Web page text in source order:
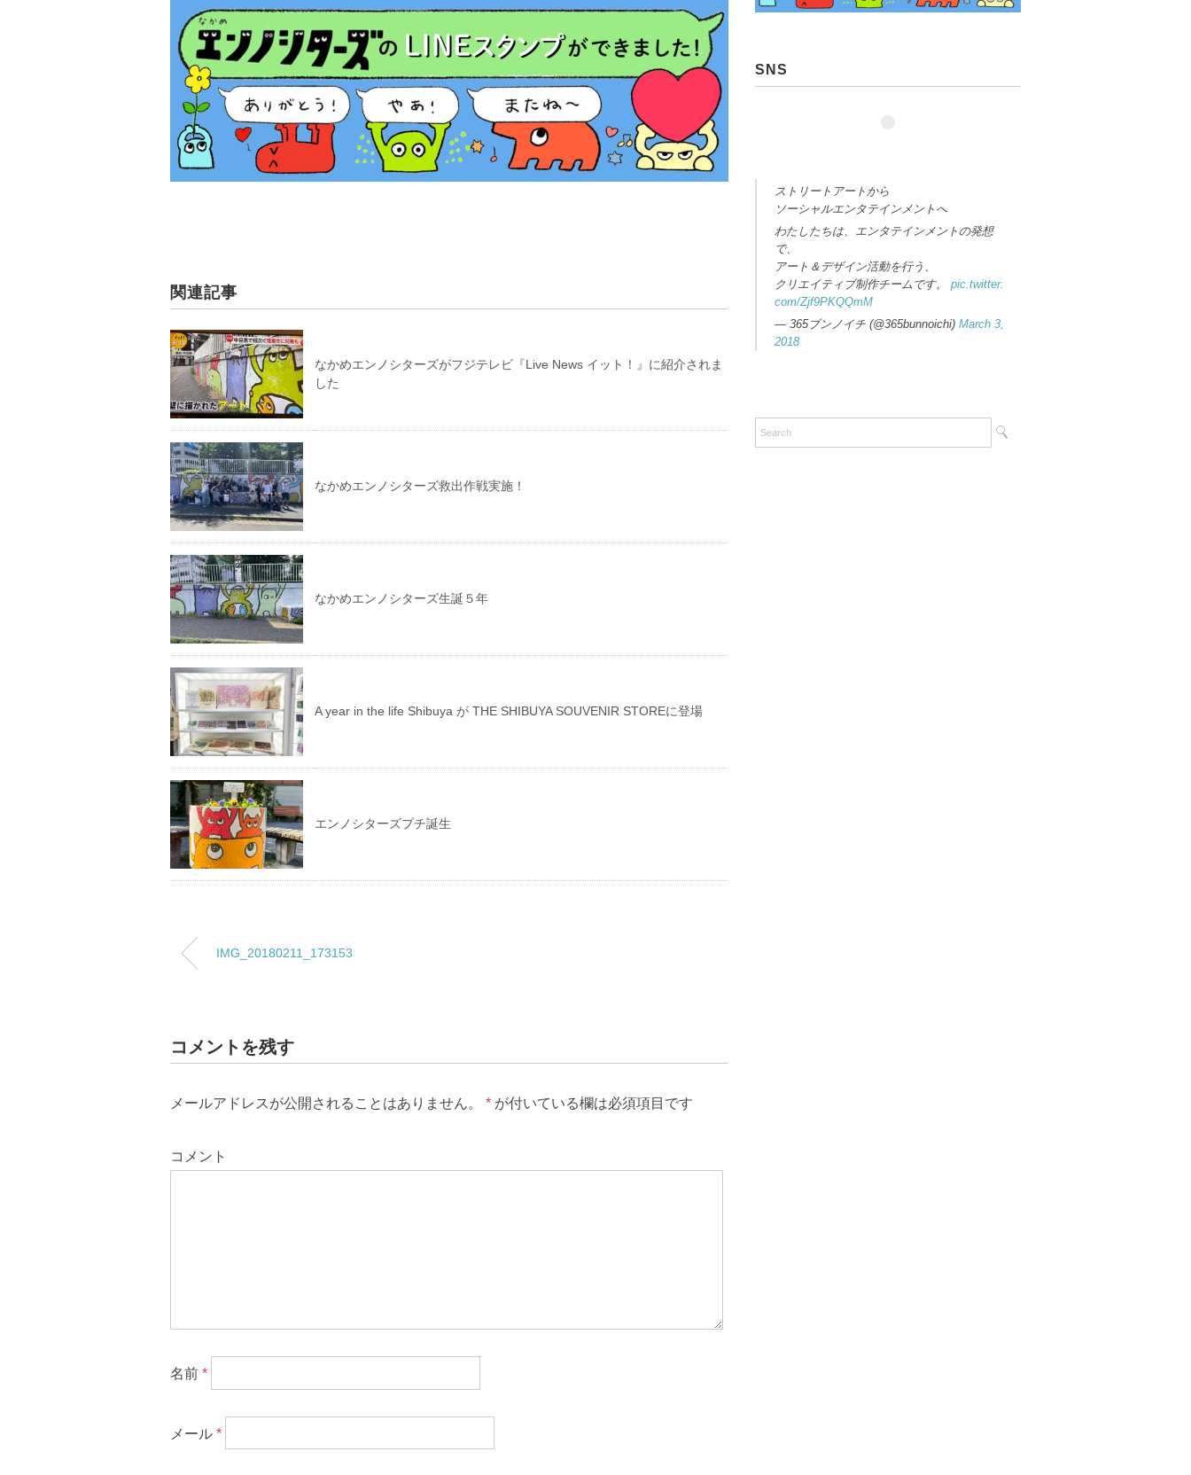
関連記事
なかめエンノシターズがフジテレビ『Live News イット！』に紹介されま
した
なかめエンノシターズ救出作戦実施！
なかめエンノシターズ生誕５年
A year in the life Shibuya が THE SHIBUYA SOUVENIR STOREに登場
エンノシターズプチ誕生
IMG_20180211_173153
コメントを残す
メールアドレスが公開されることはありません。 * が付いている欄は必須項目です
コメント
名前 *
メール *
SNS
ストリートアートから
ソーシャルエンタテインメントへ
わたしたちは、エンタテインメントの発想
で、
アート＆デザイン活動を行う、
クリエイティブ制作チームです。 pic.twitter.
com/Zjf9PKQQmM
— 365ブンノイチ (@365bunnoichi) March 3,
2018